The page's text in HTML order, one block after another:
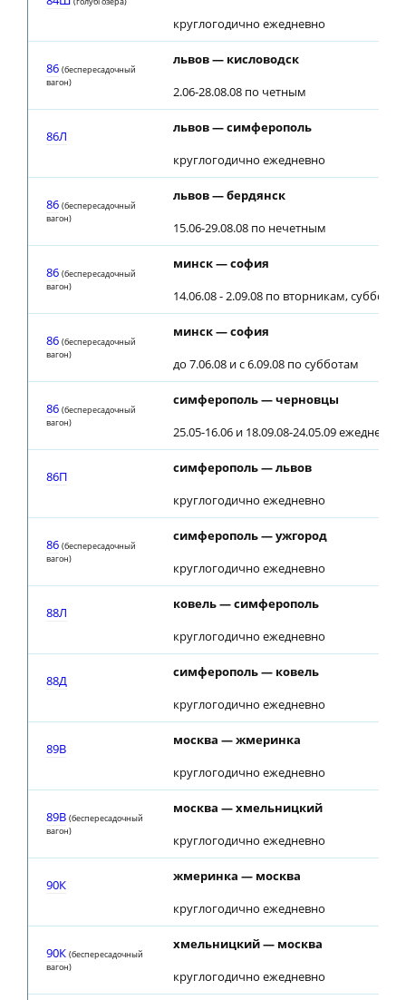
круглогодично ежедневно
86 (беспересадочный
вагон)
львов — кисловодск
2.06-28.08.08 по четным
86Л
львов — симферополь
круглогодично ежедневно
86 (беспересадочный
вагон)
львов — бердянск
15.06-29.08.08 по нечетным
86 (беспересадочный
вагон)
минск — софия
14.06.08 - 2.09.08 по вторникам, субботам
86 (беспересадочный
вагон)
минск — софия
до 7.06.08 и с 6.09.08 по субботам
86 (беспересадочный
вагон)
симферополь — черновцы
25.05-16.06 и 18.09.08-24.05.09 ежедневно
86П
симферополь — львов
круглогодично ежедневно
86 (беспересадочный
вагон)
симферополь — ужгород
круглогодично ежедневно
88Л
ковель — симферополь
круглогодично ежедневно
88Д
симферополь — ковель
круглогодично ежедневно
89В
москва — жмеринка
круглогодично ежедневно
89В (беспересадочный
вагон)
москва — хмельницкий
круглогодично ежедневно
90К
жмеринка — москва
круглогодично ежедневно
90К (беспересадочный
вагон)
хмельницкий — москва
круглогодично ежедневно